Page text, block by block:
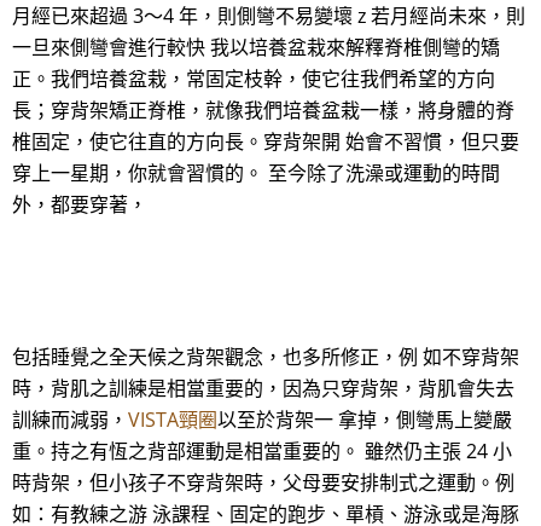
月經已來超過 3～4 年，則側彎不易變壞 z 若月經尚未來，則
一旦來側彎會進行較快 我以培養盆栽來解釋脊椎側彎的矯
正。我們培養盆栽，常固定枝幹，使它往我們希望的方向
長；穿背架矯正脊椎，就像我們培養盆栽一樣，將身體的脊
椎固定，使它往直的方向長。穿背架開 始會不習慣，但只要
穿上一星期，你就會習慣的。 至今除了洗澡或運動的時間
外，都要穿著，
包括睡覺之全天候之背架觀念，也多所修正，例 如不穿背架
時，背肌之訓練是相當重要的，因為只穿背架，背肌會失去
訓練而減弱， VISTA頸圈以至於背架一 拿掉，側彎馬上變嚴
重。持之有恆之背部運動是相當重要的。 雖然仍主張 24 小
時背架，但小孩子不穿背架時，父母要安排制式之運動。例
如：有教練之游 泳課程、固定的跑步、單槓、游泳或是海豚